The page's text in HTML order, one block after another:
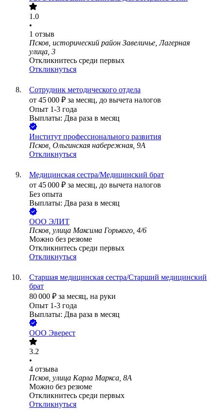
1.0
•
1 отзыв
Псков, исторический район Завеличье, Лагерная
улица, 3
Откликнитесь среди первых
Откликнуться
Сотрудник методического отдела
от 45 000 ₽ за месяц, до вычета налогов
Опыт 1-3 года
Выплаты: Два раза в месяц
Институт профессионального развития
Псков, Ольгинская набережная, 9А
Откликнуться
Медицинская сестра/Медицинский брат
от 45 000 ₽ за месяц, до вычета налогов
Без опыта
Выплаты: Два раза в месяц
ООО ЭЛИТ
Псков, улица Максима Горького, 4/6
Можно без резюме
Откликнитесь среди первых
Откликнуться
Старшая медицинская сестра/Старший медицинский
брат
80 000 ₽ за месяц, на руки
Опыт 1-3 года
Выплаты: Два раза в месяц
ООО Эверест
3.2
•
4 отзыва
Псков, улица Карла Маркса, 8А
Можно без резюме
Откликнитесь среди первых
Откликнуться